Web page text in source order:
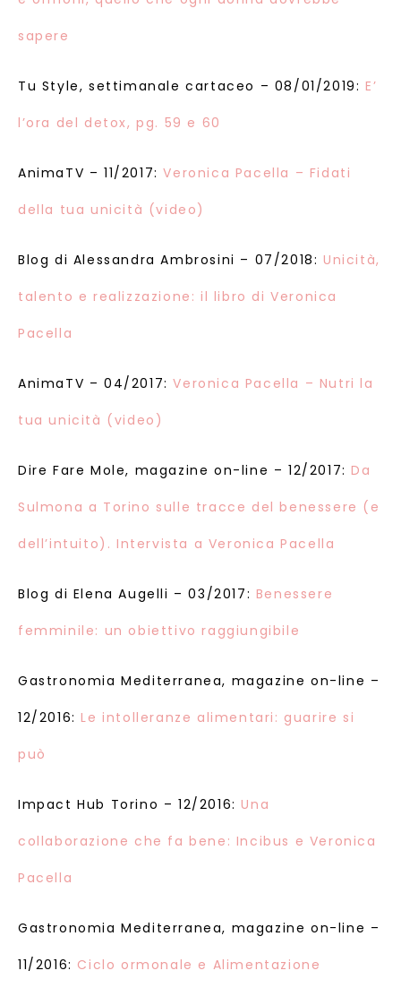
sapere
Tu Style, settimanale cartaceo – 08/01/2019: E’
l’ora del detox, pg. 59 e 60
AnimaTV – 11/2017: Veronica Pacella – Fidati
della tua unicità (video)
Blog di Alessandra Ambrosini – 07/2018: Unicità,
talento e realizzazione: il libro di Veronica
Pacella
AnimaTV – 04/2017: Veronica Pacella – Nutri la
tua unicità (video)
Dire Fare Mole, magazine on-line – 12/2017: Da
Sulmona a Torino sulle tracce del benessere (e
dell’intuito). Intervista a Veronica Pacella
Blog di Elena Augelli – 03/2017: Benessere
femminile: un obiettivo raggiungibile
Gastronomia Mediterranea, magazine on-line –
12/2016: Le intolleranze alimentari: guarire si
può
Impact Hub Torino – 12/2016: Una
collaborazione che fa bene: Incibus e Veronica
Pacella
Gastronomia Mediterranea, magazine on-line –
11/2016: Ciclo ormonale e Alimentazione